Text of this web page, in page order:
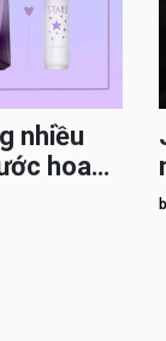
nhiều
hoa